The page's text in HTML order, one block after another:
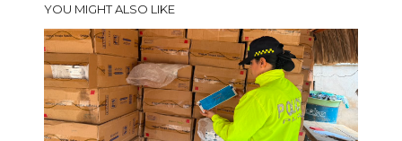
YOU MIGHT ALSO LIKE